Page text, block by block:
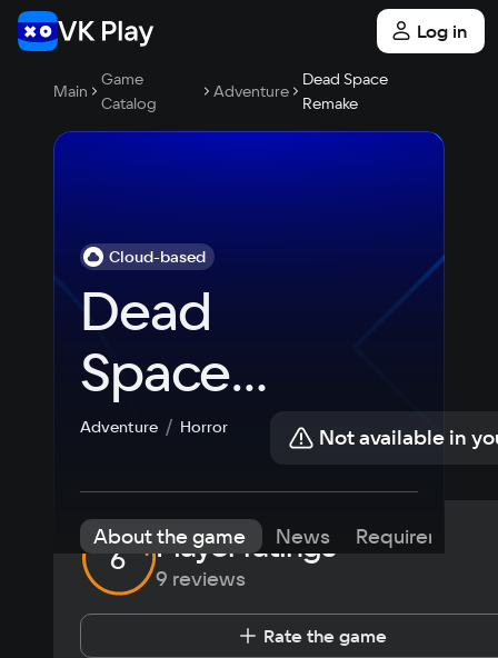
Log in
Main
Game
Catalog
Adventure
Dead Space
Remake
Cloud-based
Dead
Space
Remake
Adventure Horror Not available in
About the game News Requirements
6 Player ratings
9 reviews
Rate the game